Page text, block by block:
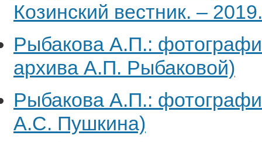
Козинский вестник. –
Рыбакова А.П.:
архива А.П. Рыбаковой)
Рыбакова А.П.:
А.С. Пушкина)